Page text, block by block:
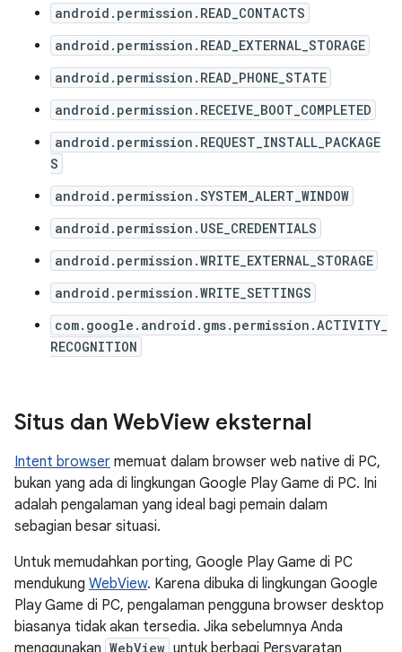
android.permission.READ_CONTACTS
android.permission.READ_EXTERNAL_STORAGE
android.permission.READ_PHONE_STATE
android.permission.RECEIVE_BOOT_COMPLETED
android.permission.REQUEST_INSTALL_PACKAGE
S
android.permission.SYSTEM_ALERT_WINDOW
android.permission.USE_CREDENTIALS
android.permission.WRITE_EXTERNAL_STORAGE
android.permission.WRITE_SETTINGS
com.google.android.gms.permission.ACTIVITY_
RECOGNITION
Situs dan WebView eksternal
Intent browser memuat dalam browser web native di PC,
bukan yang ada di lingkungan Google Play Game di PC. Ini
adalah pengalaman yang ideal bagi pemain dalam
sebagian besar situasi.
Untuk memudahkan porting, Google Play Game di PC
mendukung WebView. Karena dibuka di lingkungan Google
Play Game di PC, pengalaman pengguna browser desktop
biasanya tidak akan tersedia. Jika sebelumnya Anda
menggunakan WebView untuk berbagi Persyaratan